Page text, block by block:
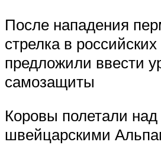
После нападения
стрелка в
предложили ввести
самозащиты
Коровы полетали над
швейцарскими